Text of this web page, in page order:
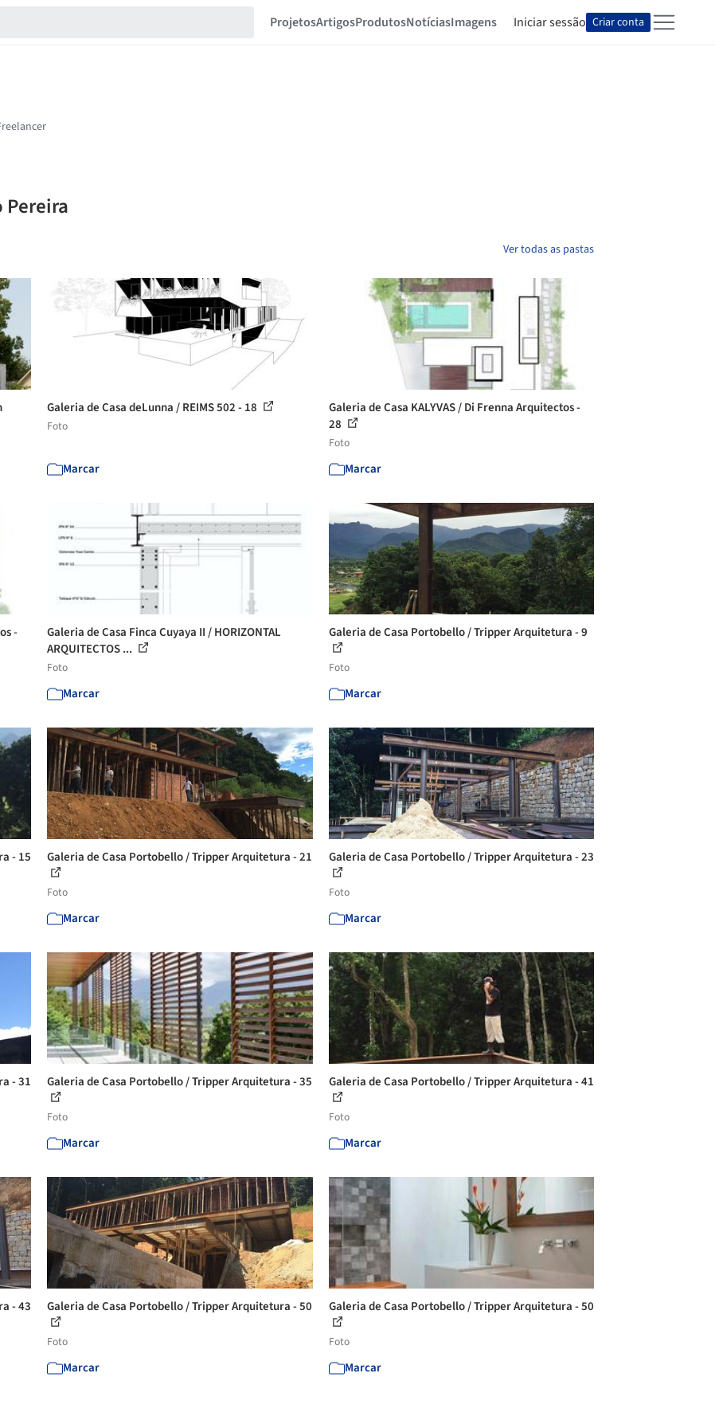
ProjetosArtigosProdutosNotíciasImagens Iniciar sessão Criar conta
Pereira
Ver todas as pastas
Galeria de Casa deLunna / REIMS 502 - 18
Foto
Marcar
Galeria de Casa KALYVAS / Di Frenna Arquitectos -
28
Foto
Marcar
-
Galeria de Casa Finca Cuyaya II / HORIZONTAL
ARQUITECTOS ...
Foto
Marcar
Galeria de Casa Portobello / Tripper Arquitetura - 9
Foto
Marcar
- 15 Galeria de Casa Portobello / Tripper Arquitetura - 21
Foto
Marcar
Galeria de Casa Portobello / Tripper Arquitetura - 23
Foto
Marcar
- 31 Galeria de Casa Portobello / Tripper Arquitetura - 35
Foto
Marcar
Galeria de Casa Portobello / Tripper Arquitetura - 41
Foto
Marcar
- 43 Galeria de Casa Portobello / Tripper Arquitetura - 50
Foto
Marcar
Galeria de Casa Portobello / Tripper Arquitetura - 50
Foto
Marcar